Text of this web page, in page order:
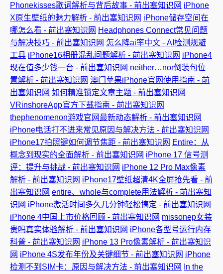
Phonekisses歌词解析与背后故事 - 前出塞知识网 iPhone
X原生壁纸的魅力解析 - 前出塞知识网 iPhone储存空间在
哪怎么看 - 前出塞知识网 Headphones Connect常见问题
与解决技巧 - 前出塞知识网 怎么降ai率中文 - AI检测规避
工具 iPhone16相册混乱问题解析 - 前出塞知识网 iPhone4
现在值多少钱一台 - 前出塞知识网 neither…nor倒装句位
置解析 - 前出塞知识网 澳门苹果iPhone官网使用指南 - 前
出塞知识网 如何精准锁定文章主题 - 前出塞知识网
VRinshoreApp官方下载指南 - 前出塞知识网
thephenomenon游戏官网最新动态解析 - 前出塞知识网
iPhone电话打不进来常见原因与解决方法 - 前出塞知识网
iPhone17拍照键如何调节焦距 - 前出塞知识网 Entire：从
概念到现实的全面解析 - 前出塞知识网 iPhone 17 信号测
评：提升与挑战 - 前出塞知识网 iPhone 12 Pro Max像素
解析 - 前出塞知识网 iPhone17壁纸超清4K全屏抢先看 - 前
出塞知识网 entire、whole与complete用法解析 - 前出塞知
识网 iPhone激活时间多久几分钟轻松搞定 - 前出塞知识网
iPhone 4中国上市价格回顾 - 前出塞知识网 missonep女装
贵吗真实体验解析 - 前出塞知识网 iPhone各型号运行内存
科普 - 前出塞知识网 iPhone 13 Pro像素解析 - 前出塞知识
网 iPhone 4S发布年份及关键细节 - 前出塞知识网 iPhone
检测不到SIM卡：原因与解决方法 - 前出塞知识网
In the